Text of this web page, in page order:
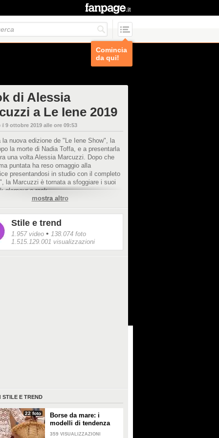
Comincia
da qui!
di Alessia
a Le Iene 2019
il 9 ottobre 2019 alle ore 09:53
la nuova edizione de "Le Iene Show", la
la morte di Nadia Toffa, e a presentarla
una volta Alessia Marcuzzi. Dopo che
puntata ha reso omaggio alla
presentandosi in studio con il completo
la Marcuzzi è tornata a sfoggiare i suoi
glamour e rock.
mostra altro
Stile e trend
1.957 video • 138.074 foto
1.515.129.001 visualizzazioni
STILE E TREND
22 foto
Borse da mare: i
modelli di tendenza
per l'estate 2026
359 VISUALIZZAZIONI